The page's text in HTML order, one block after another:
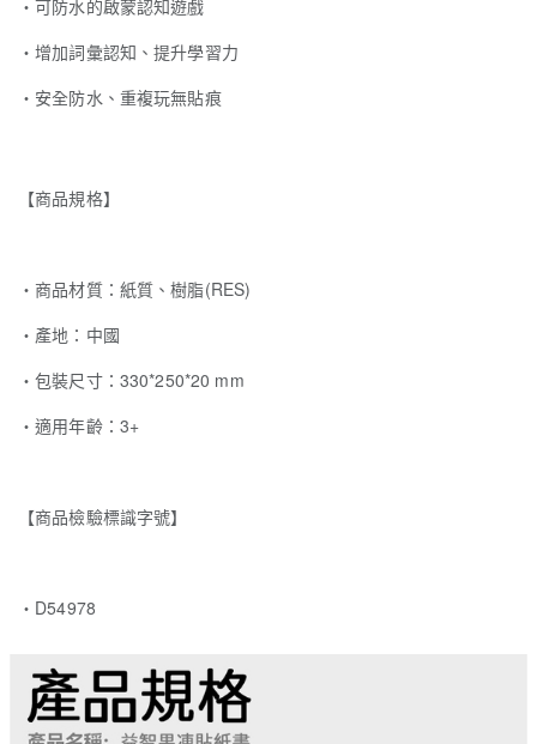
・可防水的啟蒙認知遊戲
・增加詞彙認知、提升學習力
・安全防水、重複玩無貼痕
【商品規格】
‧商品材質：紙質、樹脂(RES)
‧產地：中國
‧包裝尺寸：330*250*20 mm
‧適用年齡：3+
【商品檢驗標識字號】
・D54978